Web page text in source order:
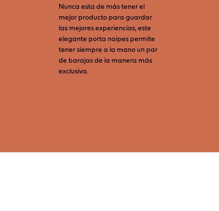
Nunca esta de más tener el
mejor producto para guardar
las mejores experiencias, este
elegante porta naipes permite
tener siempre a la mano un par
de barajas de la manera más
exclusiva.